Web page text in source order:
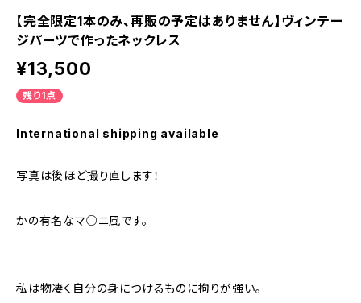
【完全限定1本のみ、再販の予定はありません】ヴィンテー
ジパーツで作ったネックレス
¥13,500
残り1点
International shipping available
写真は後ほど撮り直します！
かの有名なマ○ニ風です。
私は物凄く自分の身につけるものに拘りが強い。